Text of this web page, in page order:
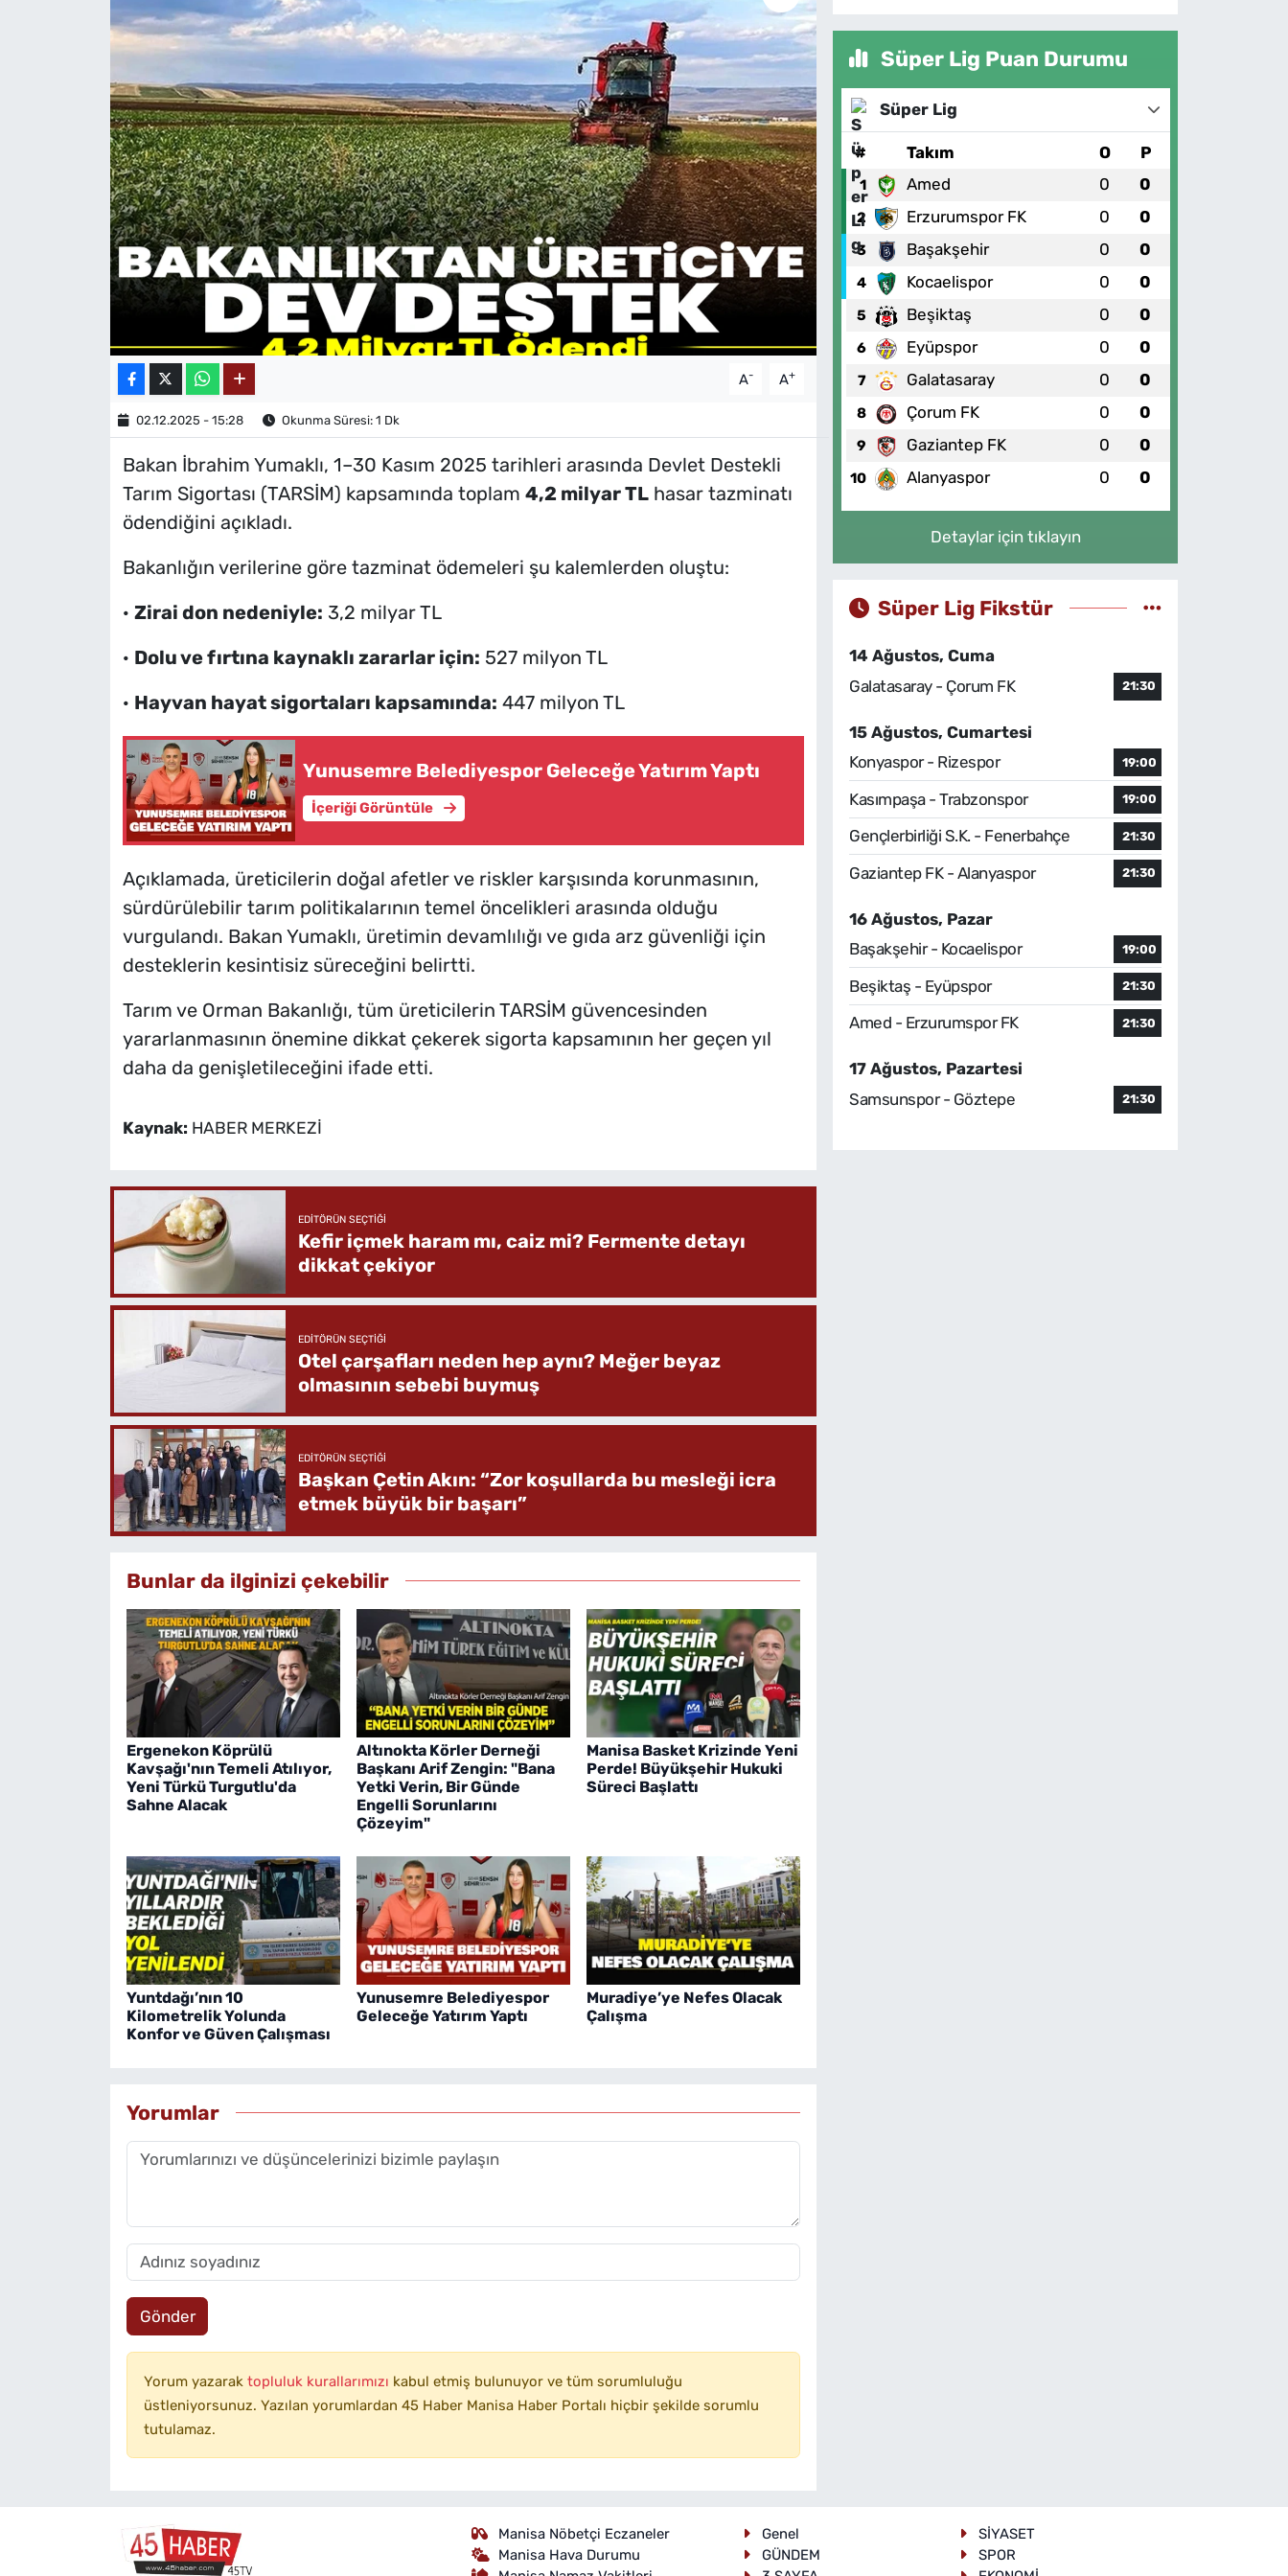
A- A+
02.12.2025 - 15:28 Okunma Süresi: 1 Dk
Bakan İbrahim Yumaklı, 1–30 Kasım 2025 tarihleri arasında Devlet Destekli
Tarım Sigortası (TARSİM) kapsamında toplam 4,2 milyar TLhasar tazminatı
ödendiğini açıkladı.
Bakanlığın verilerine göre tazminat ödemeleri şu kalemlerden oluştu:
· Zirai don nedeniyle: 3,2 milyar TL
· Dolu ve fırtına kaynaklı zararlar için: 527 milyon TL
· Hayvan hayat sigortaları kapsamında: 447 milyon TL
Yunusemre Belediyespor Geleceğe Yatırım Yaptı
İçeriği Görüntüle
Açıklamada, üreticilerin doğal afetler ve riskler karşısında korunmasının,
sürdürülebilir tarım politikalarının temel öncelikleri arasında olduğu
vurgulandı. Bakan Yumaklı, üretimin devamlılığı ve gıda arz güvenliği için
desteklerin kesintisiz süreceğini belirtti.
Tarım ve Orman Bakanlığı, tüm üreticilerin TARSİM güvencesinden
yararlanmasının önemine dikkat çekerek sigorta kapsamının her geçen yıl
daha da genişletileceğini ifade etti.
Kaynak: HABER MERKEZİ
EDITÖRÜN SEÇTIĞI
Kefir içmek haram mı, caiz mi? Fermente detayı
dikkat çekiyor
EDITÖRÜN SEÇTIĞI
Otel çarşafları neden hep aynı? Meğer beyaz
olmasının sebebi buymuş
EDITÖRÜN SEÇTIĞI
Başkan Çetin Akın: “Zor koşullarda bu mesleği icra
etmek büyük bir başarı”
Bunlar da ilginizi çekebilir
Ergenekon Köprülü
Kavşağı'nın Temeli Atılıyor,
Yeni Türkü Turgutlu'da
Sahne Alacak
Altınokta Körler Derneği
Başkanı Arif Zengin: "Bana
Yetki Verin, Bir Günde
Engelli Sorunlarını
Çözeyim"
Manisa Basket Krizinde Yeni
Perde! Büyükşehir Hukuki
Süreci Başlattı
Yuntdağı’nın 10
Kilometrelik Yolunda
Konfor ve Güven Çalışması
Yunusemre Belediyespor
Geleceğe Yatırım Yaptı
Muradiye’ye Nefes Olacak
Çalışma
Yorumlar
Gönder
Yorum yazarak topluluk kurallarımızı kabul etmiş bulunuyor ve tüm sorumluluğu
üstleniyorsunuz. Yazılan yorumlardan 45 Haber Manisa Haber Portalı hiçbir şekilde sorumlu
tutulamaz.
Süper Lig Puan Durumu
Süper Lig
# Takım O P
1 Amed 0 0
2 Erzurumspor FK 0 0
3 Başakşehir 0 0
4 Kocaelispor 0 0
5 Beşiktaş 0 0
6 Eyüpspor 0 0
7 Galatasaray 0 0
8 Çorum FK 0 0
9 Gaziantep FK 0 0
10 Alanyaspor 0 0
Detaylar için tıklayın
Süper Lig Fikstür
14 Ağustos, Cuma
Galatasaray - Çorum FK
21:30
15 Ağustos, Cumartesi
Konyaspor - Rizespor
19:00
Kasımpaşa - Trabzonspor 19:00
Gençlerbirliği S.K. - Fenerbahçe 21:30
Gaziantep FK - Alanyaspor 21:30
16 Ağustos, Pazar
Başakşehir - Kocaelispor
19:00
Beşiktaş - Eyüpspor 21:30
Amed - Erzurumspor FK 21:30
17 Ağustos, Pazartesi
Samsunspor - Göztepe
21:30
Manisa Nöbetçi Eczaneler
Manisa Hava Durumu
Genel
SİYASET
GÜNDEM
SPOR
MAGAZİN